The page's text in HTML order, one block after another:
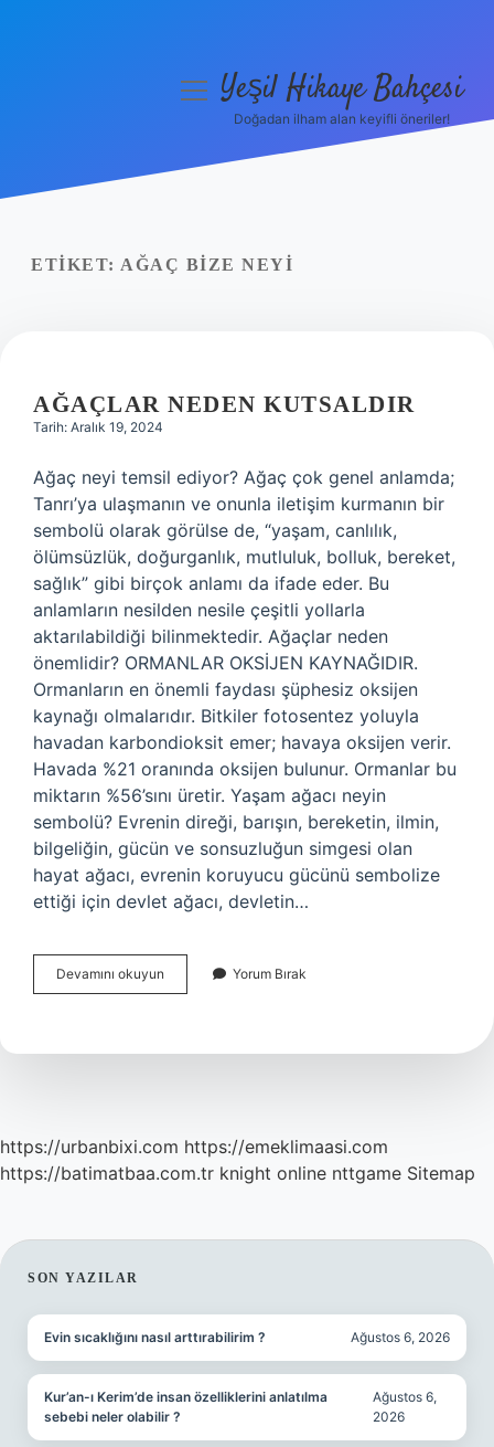
Yasal Uyarı
menüyüYeşil Hikaye Bahçesi
Doğadan ilham alan keyifli öneriler!
ETIKET: AĞAÇ BIZE NEYI
AĞAÇLAR NEDEN KUTSALDIR
Tarih: Aralık 19, 2024
Ağaç neyi temsil ediyor? Ağaç çok genel anlamda;
Tanrı’ya ulaşmanın ve onunla iletişim kurmanın bir
sembolü olarak görülse de, “yaşam, canlılık,
ölümsüzlük, doğurganlık, mutluluk, bolluk, bereket,
sağlık” gibi birçok anlamı da ifade eder. Bu
anlamların nesilden nesile çeşitli yollarla
aktarılabildiği bilinmektedir. Ağaçlar neden
önemlidir? ORMANLAR OKSİJEN KAYNAĞIDIR.
Ormanların en önemli faydası şüphesiz oksijen
kaynağı olmalarıdır. Bitkiler fotosentez yoluyla
havadan karbondioksit emer; havaya oksijen verir.
Havada %21 oranında oksijen bulunur. Ormanlar bu
miktarın %56’sını üretir. Yaşam ağacı neyin
sembolü? Evrenin direği, barışın, bereketin, ilmin,
bilgeliğin, gücün ve sonsuzluğun simgesi olan
hayat ağacı, evrenin koruyucu gücünü sembolize
ettiği için devlet ağacı, devletin…
Devamını okuyun
Neden
Yorum Bırak
https://urbanbixi.com https://emeklimaasi.com
https://batimatbaa.com.tr knight online nttgame Sitemap
SIDEBAR
SON YAZILAR
Evin sıcaklığını nasıl arttırabilirim ? Ağustos 6, 2026
Kur’an-ı Kerim’de insan özelliklerini anlatılma
sebebi neler olabilir ?
Ağustos 6,
2026